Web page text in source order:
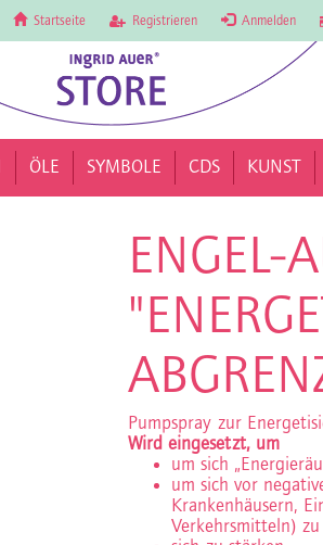
Startseite Registrieren Anmelden
ÖLE SYMBOLE CDS KUNST
ENGEL-
Pumpspray zur
Wird eingesetzt, um
um sich
um sich vor
Krankenhäusern,
Verkehrsmitteln)